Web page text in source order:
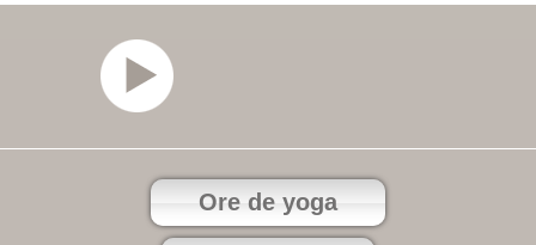
Ore de yoga